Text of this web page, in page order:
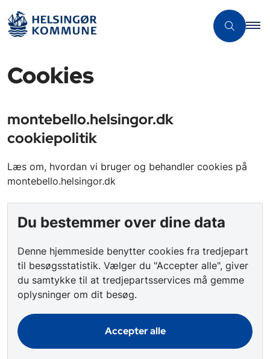
Cookies
montebello.helsingor.dk
cookiepolitik
Læs om, hvordan vi bruger og behandler cookies på
montebello.helsingor.dk
Du bestemmer over dine data
Denne hjemmeside benytter cookies fra tredjepart
til besøgsstatistik. Vælger du "Accepter alle", giver
du samtykke til at tredjepartsservices må gemme
oplysninger om dit besøg.
Accepter alle